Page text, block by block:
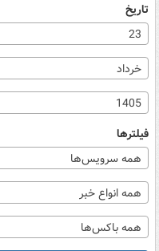
تاریخ
23
خرداد
1405
فیلترها
همه سرویس‌ها
همه انواع خبر
همه باکس‌ها